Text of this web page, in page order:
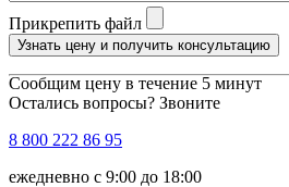
Прикрепить файл
Узнать цену и получить консультацию
Сообщим цену в течение 5 минут
Остались вопросы? Звоните
8 800 222 86 95
ежедневно с 9:00 до 18:00